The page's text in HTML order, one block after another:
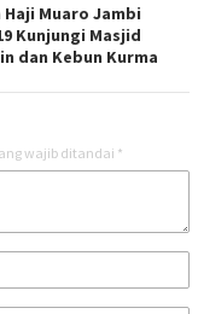
Haji Muaro Jambi
Kunjungi Masjid
dan Kebun Kurma
wajib ditandai *